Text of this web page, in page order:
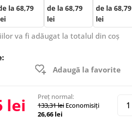
la 68,79
de la 68,79
lei
de la 68,79
lei
va fi adăugat la totalul din coș
Adaugă la favorite
lei
Preț normal:
133,31 lei Economisiți
26,66 lei